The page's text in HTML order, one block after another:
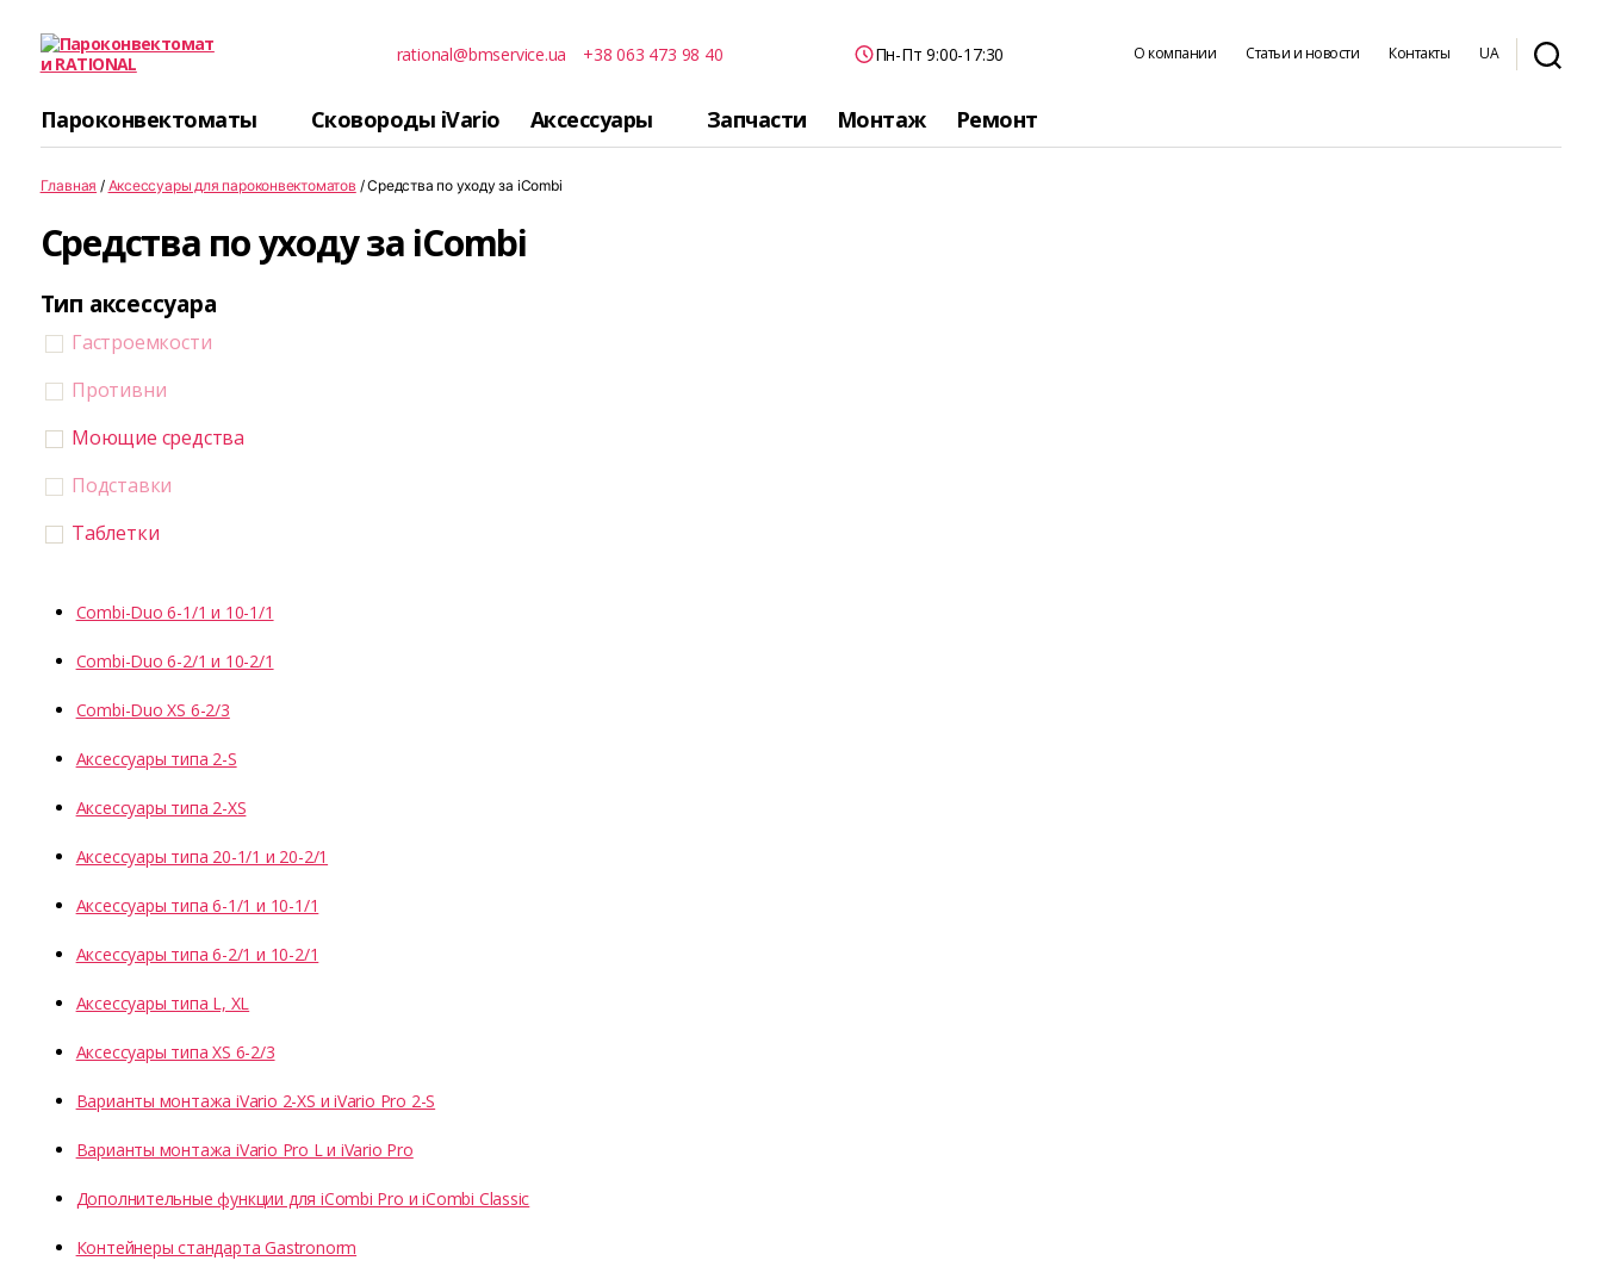
rational@bmservice.ua +38 063 473 98 40 Пн-Пт 9:00-17:30 О компании Статьи и новости Контакты UA
Пароконвектоматы Сковороды iVario Аксессуары Запчасти Монтаж Ремонт
Главная / Аксессуары для пароконвектоматов / Средства по уходу за iCombi
Средства по уходу за iCombi
Тип аксессуара
Гастроемкости
Противни
Моющие средства
Подставки
Таблетки
Combi-Duo 6-1/1 и 10-1/1
Combi-Duo 6-2/1 и 10-2/1
Combi-Duo XS 6-2/3
Аксессуары типа 2-S
Аксессуары типа 2-XS
Аксессуары типа 20-1/1 и 20-2/1
Аксессуары типа 6-1/1 и 10-1/1
Аксессуары типа 6-2/1 и 10-2/1
Аксессуары типа L, XL
Аксессуары типа XS 6-2/3
Варианты монтажа iVario 2-XS и iVario Pro 2-S
Варианты монтажа iVario Pro L и iVario Pro
Дополнительные функции для iCombi Pro и iCombi Classic
Контейнеры стандарта Gastronorm